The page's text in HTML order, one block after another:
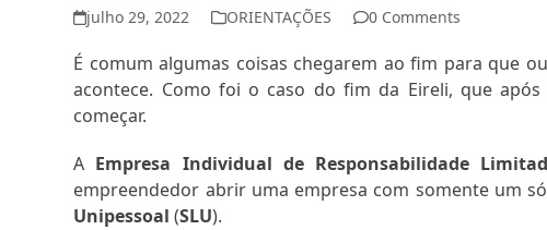
julho 29, 2022 ORIENTAÇÕES 0 Comments
É comum algumas coisas chegarem ao fim para que
acontece. Como foi o caso do fim da Eireli, que
começar.
A Empresa Individual de Responsabilidade
empreendedor abrir uma empresa com somente um
Unipessoal (SLU).